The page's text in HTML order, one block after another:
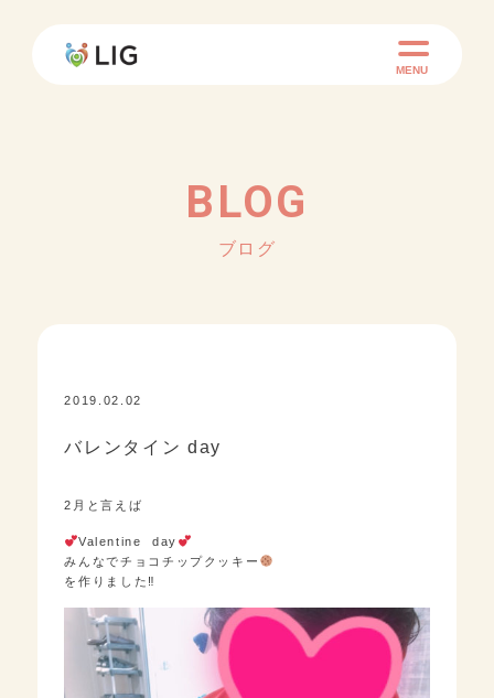
MENU
BLOG
ブログ
2019.02.02
バレンタイン day
2月と言えば
Valentine day
みんなでチョコチップクッキー
を作りました‼︎